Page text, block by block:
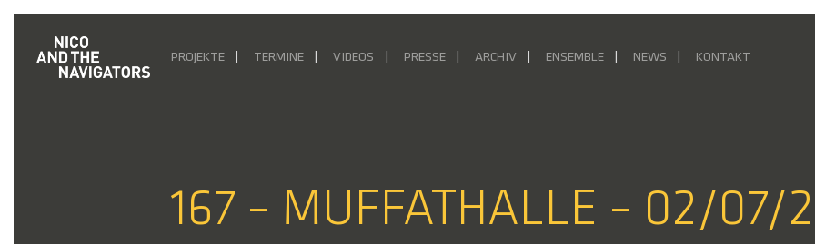
PROJEKTE TERMINE VIDEOS PRESSE ARCHIV ENSEMBLE NEWS KONTAKT
167 – MUFFATHALLE – 02/07/